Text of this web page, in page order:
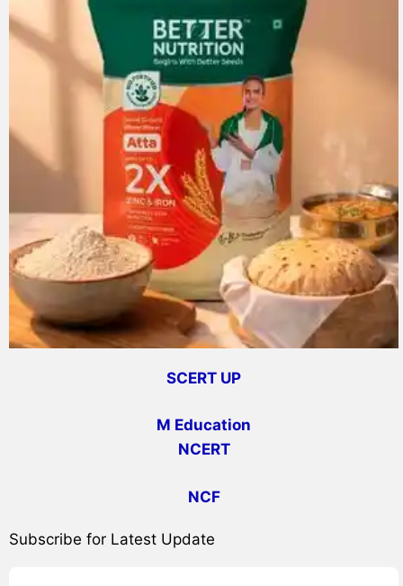
SCERT UP
M Education
NCERT
NCF
Subscribe for Latest Update